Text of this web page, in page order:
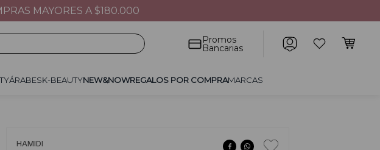
MAYORES A $180.000
Promos
Bancarias
ÁRABESK-BEAUTYNEW&NOWREGALOS POR COMPRAMARCAS
HAMIDI